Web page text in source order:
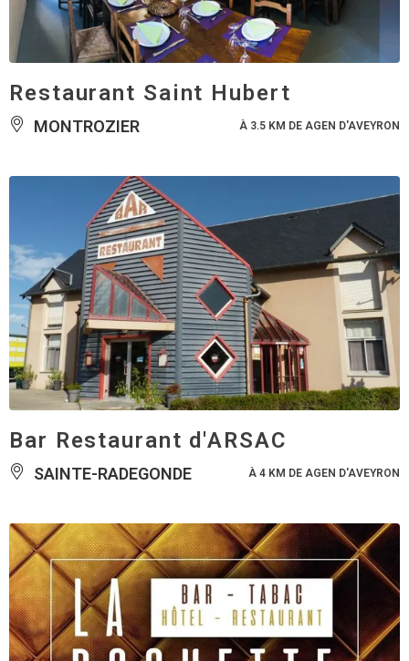
Restaurant Saint Hubert
MONTROZIER À 3.5 KM DE AGEN D'AVEYRON
Bar Restaurant d'ARSAC
SAINTE-RADEGONDE À 4 KM DE AGEN D'AVEYRON